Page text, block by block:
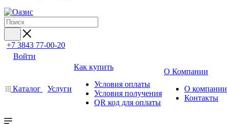
+7 3843 77-00-20
Войти
Каталог Услуги
Как купить
Условия оплаты
Условия получения
QR код для оплаты
О Компании
О компании
Контакты